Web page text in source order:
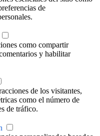
de
como compartir
y habilitar
de los visitantes,
como el número de
de tráfico.